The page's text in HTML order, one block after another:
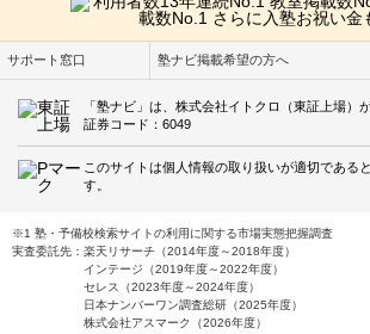
サポート窓口 塾ナビ掲載希望の方へ
「塾ナビ」は、株式会社イトクロ（東証上場）
証券コード：6049
このサイトは個人情報の取り扱いが適切である
す。
※1 塾・予備校検索サイトの利用に関する市場実態把握調査
実査委託先：楽天リサーチ（2014年度～2018年度）
インテージ（2019年度～2022年度）
セレス（2023年度～2024年度）
日本ナンバーワン調査総研（2025年度）
株式会社アスマーク（2026年度）